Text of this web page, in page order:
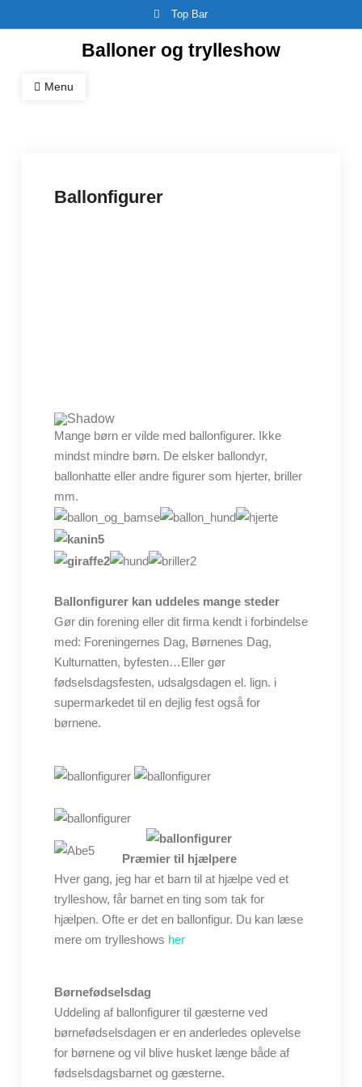
to
Top Bar
Balloner og trylleshow
Menu
Ballonfigurer
Mange børn er vilde med ballonfigurer. Ikke
mindst mindre børn. De elsker ballondyr,
ballonhatte eller andre figurer som hjerter, briller
mm.
Ballonfigurer kan uddeles mange steder
Gør din forening eller dit firma kendt i forbindelse
med: Foreningernes Dag, Børnenes Dag,
Kulturnatten, byfesten…Eller gør
fødselsdagsfesten, udsalgsdagen el. lign. i
supermarkedet til en dejlig fest også for
børnene.
Præmier til hjælpere
Hver gang, jeg har et barn til at hjælpe ved et
trylleshow, får barnet en ting som tak for
hjælpen. Ofte er det en ballonfigur. Du kan læse
mere om trylleshows her
Børnefødselsdag
Uddeling af ballonfigurer til gæsterne ved
børnefødselsdagen er en anderledes oplevelse
for børnene og vil blive husket længe både af
fødselsdagsbarnet og gæsterne.